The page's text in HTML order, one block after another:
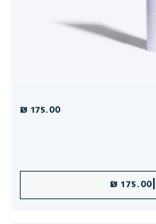
175.00 ₪
175.00 ₪